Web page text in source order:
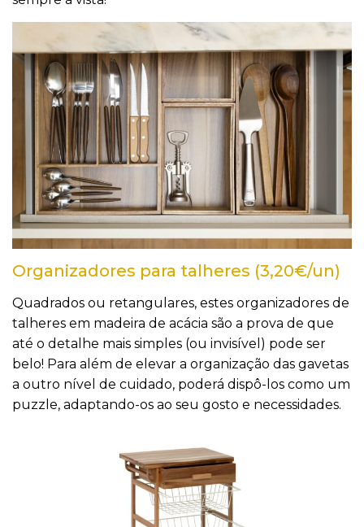
Organizadores para talheres (3,20€/un)
Quadrados ou retangulares, estes organizadores de
talheres em madeira de acácia são a prova de que
até o detalhe mais simples (ou invisível) pode ser
belo! Para além de elevar a organização das gavetas
a outro nível de cuidado, poderá dispô-los como um
puzzle, adaptando-os ao seu gosto e necessidades.